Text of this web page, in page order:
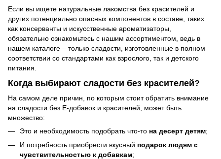
Если вы ищете натуральные лакомства без красителей и
других потенциально опасных компонентов в составе, таких
как консерванты и искусственные ароматизаторы,
обязательно ознакомьтесь с нашим ассортиментом, ведь в
нашем каталоге – только сладости, изготовленные в полном
соответствии со стандартами как взрослого, так и детского
питания.
Когда выбирают сладости без красителей?
На самом деле причин, по которым стоит обратить внимание
на сладости без Е-добавок и красителей, может быть
множество:
Это и необходимость подобрать что-то на десерт детям;
И потребность приобрести вкусный подарок людям с
чувствительностью к добавкам;